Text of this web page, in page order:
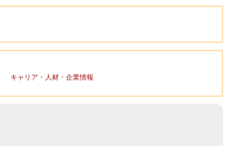
キャリア・人材・企業情報